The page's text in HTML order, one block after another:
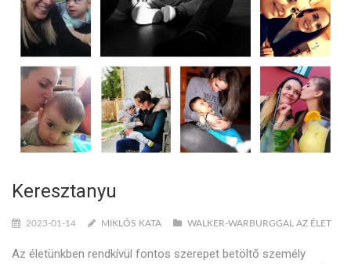
Keresztanyu
2023-01-14 MIKLÓS KATA WALKER-WARBURGGAL AZ ÉLET
Az életünkben rendkívül fontos szerepet betöltő személy